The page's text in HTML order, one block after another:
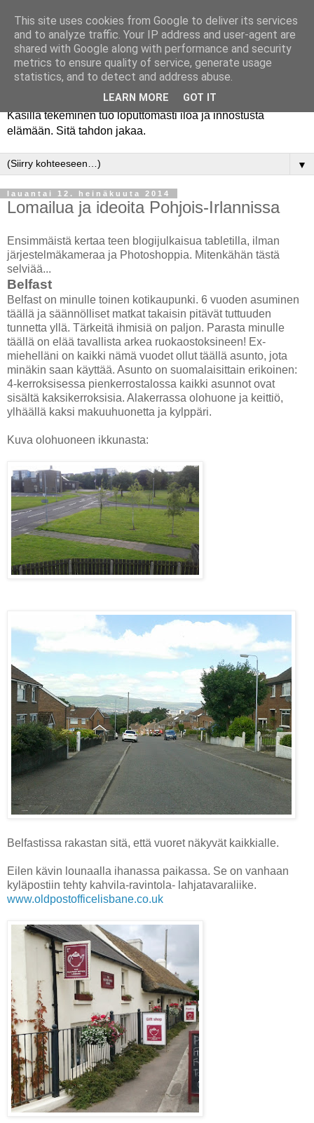
Käsillä tekeminen tuo loputtomasti iloa ja innostusta
elämään. Sitä tahdon jakaa.
▼
lauantai 12. heinäkuuta 2014
Lomailua ja ideoita Pohjois-Irlannissa
Ensimmäistä kertaa teen blogijulkaisua tabletilla, ilman
järjestelmäkameraa ja Photoshoppia. Mitenkähän tästä
selviää...
Belfast
Belfast on minulle toinen kotikaupunki. 6 vuoden asuminen
täällä ja säännölliset matkat takaisin pitävät tuttuuden
tunnetta yllä. Tärkeitä ihmisiä on paljon. Parasta minulle
täällä on elää tavallista arkea ruokaostoksineen! Ex-
miehelläni on kaikki nämä vuodet ollut täällä asunto, jota
minäkin saan käyttää. Asunto on suomalaisittain erikoinen:
4-kerroksisessa pienkerrostalossa kaikki asunnot ovat
sisältä kaksikerroksisia. Alakerrassa olohuone ja keittiö,
ylhäällä kaksi makuuhuonetta ja kylppäri.
Kuva olohuoneen ikkunasta:
Belfastissa rakastan sitä, että vuoret näkyvät kaikkialle.
Eilen kävin lounaalla ihanassa paikassa. Se on vanhaan
kyläpostiin tehty kahvila-ravintola- lahjatavaraliike.
www.oldpostofficelisbane.co.uk
This site uses cookies from Google to deliver its services
and to analyze traffic. Your IP address and user-agent are
shared with Google along with performance and security
metrics to ensure quality of service, generate usage
statistics, and to detect and address abuse.
LEARN MORE GOT IT